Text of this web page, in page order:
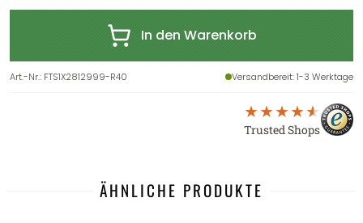
In den Warenkorb
Art.-Nr.: FTS1X2812999-R40 Versandbereit: 1-3 Werktage
Trusted Shops
ÄHNLICHE PRODUKTE